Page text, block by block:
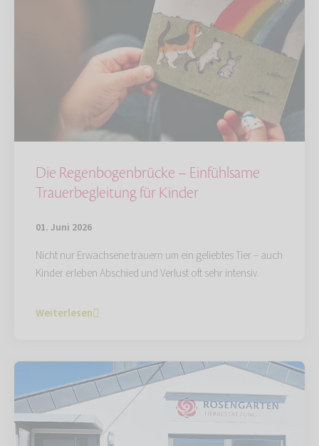
Die Regenbogenbrücke – Einfühlsame
Trauerbegleitung für Kinder
01. Juni 2026
Nicht nur Erwachsene trauern um ein geliebtes Tier – auch
Kinder erleben Abschied und Verlust oft sehr intensiv.
Weiterlesen